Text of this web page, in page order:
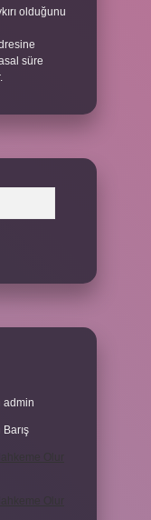
olduğunu
süre
admin
Barış